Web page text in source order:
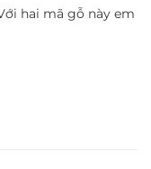
hai mã gỗ này em